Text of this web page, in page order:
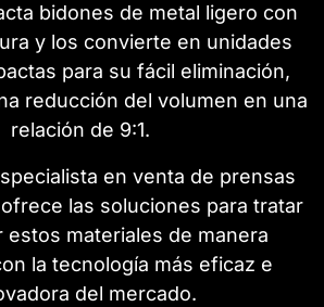
bidones de metal ligero con
y los convierte en unidades
para su fácil eliminación,
reducción del volumen en una
relación de 9:1.
en venta de prensas
las soluciones para tratar
estos materiales de manera
la tecnología más eficaz e
del mercado.